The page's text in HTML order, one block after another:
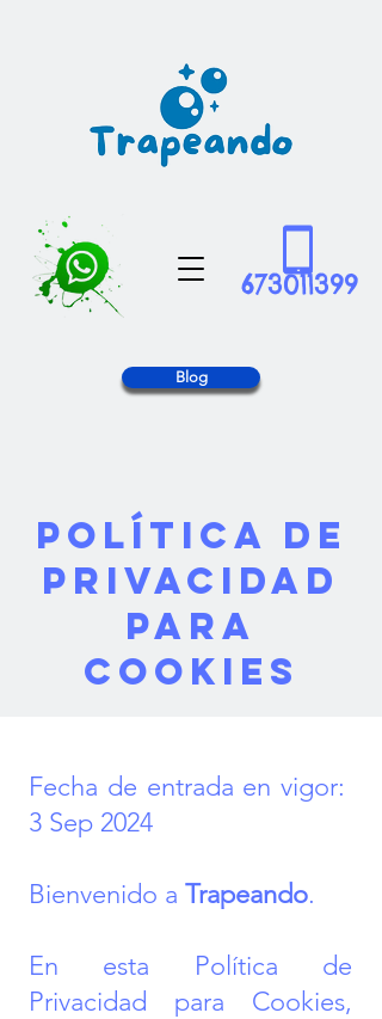
673011399
Blog
Política de
Privacidad
para
Cookies
Fecha de entrada en vigor:
3 Sep 2024
Bienvenido a Trapeando.
En esta Política de
Privacidad para Cookies,